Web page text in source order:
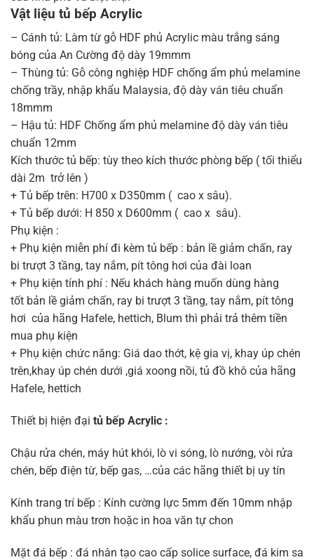
Vật liệu tủ bếp Acrylic
– Cánh tủ: Làm từ gỗ HDF phủ Acrylic màu trắng sáng
bóng của An Cường độ dày 19mmm
– Thùng tủ: Gỗ công nghiệp HDF chống ẩm phủ melamine
chống trầy, nhập khẩu Malaysia, độ dày ván tiêu chuẩn
18mmm
– Hậu tủ: HDF Chống ẩm phủ melamine độ dày ván tiêu
chuẩn 12mm
Kích thước tủ bếp: tùy theo kích thước phòng bếp ( tối thiểu
dài 2m trở lên )
+ Tủ bếp trên: H700 x D350mm ( cao x sâu).
+ Tủ bếp dưới: H 850 x D600mm ( cao x sâu).
Phụ kiện :
+ Phụ kiện miễn phí đi kèm tủ bếp : bản lề giảm chấn, ray
bi trượt 3 tầng, tay nắm, pít tông hơi của đài loan
+ Phụ kiện tính phí : Nếu khách hàng muốn dùng hàng
tốt bản lề giảm chấn, ray bi trượt 3 tầng, tay nắm, pít tông
hơi của hãng Hafele, hettich, Blum thì phải trả thêm tiền
mua phụ kiện
+ Phụ kiện chức năng: Giá dao thớt, kệ gia vị, khay úp chén
trên,khay úp chén dưới ,giá xoong nồi, tủ đồ khô của hãng
Hafele, hettich
Thiết bị hiện đại tủ bếp Acrylic :
Chậu rửa chén, máy hút khói, lò vi sóng, lò nướng, vòi rửa
chén, bếp điện từ, bếp gas, …của các hãng thiết bị uy tín
Kính trang trí bếp : Kính cường lực 5mm đến 10mm nhập
khẩu phun màu trơn hoặc in hoa văn tự chon
Mặt đá bếp : đá nhân tạo cao cấp solice surface, đá kim sa